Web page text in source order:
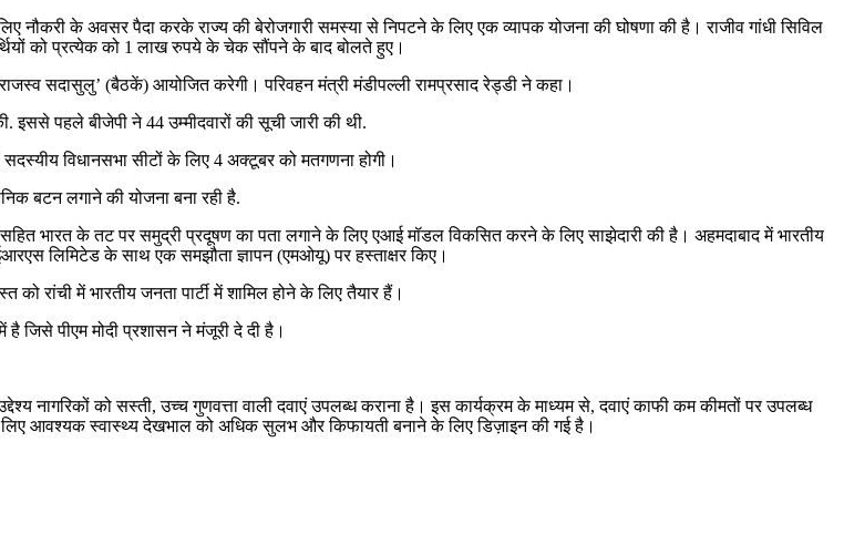
के अवसर पैदा करके राज्य की बेरोजगारी समस्या से निपटने के लिए एक व्यापक योजना की घोषणा की है। राजीव गांधी सिविल
को प्रत्येक को 1 लाख रुपये के चेक सौंपने के बाद बोलते हुए।
सदासुलु’ (बैठकें) आयोजित करेगी। परिवहन मंत्री मंडीपल्ली रामप्रसाद रेड्डी ने कहा।
इससे पहले बीजेपी ने 44 उम्मीदवारों की सूची जारी की थी.
विधानसभा सीटों के लिए 4 अक्टूबर को मतगणना होगी।
बटन लगाने की योजना बना रही है.
भारत के तट पर समुद्री प्रदूषण का पता लगाने के लिए एआई मॉडल विकसित करने के लिए साझेदारी की है। अहमदाबाद में भारतीय
लिमिटेड के साथ एक समझौता ज्ञापन (एमओयू) पर हस्ताक्षर किए।
रांची में भारतीय जनता पार्टी में शामिल होने के लिए तैयार हैं।
है जिसे पीएम मोदी प्रशासन ने मंजूरी दे दी है।
नागरिकों को सस्ती, उच्च गुणवत्ता वाली दवाएं उपलब्ध कराना है। इस कार्यक्रम के माध्यम से, दवाएं काफी कम कीमतों पर उपलब्ध
आवश्यक स्वास्थ्य देखभाल को अधिक सुलभ और किफायती बनाने के लिए डिज़ाइन की गई है।